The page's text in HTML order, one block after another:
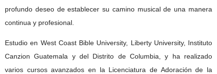
profundo deseo de establecer su camino musical de una manera
continua y profesional.
Estudio en West Coast Bible University, Liberty University, Instituto
Canzion Guatemala y del Distrito de Columbia, y ha realizado
varios cursos avanzados en la Licenciatura de Adoración de la